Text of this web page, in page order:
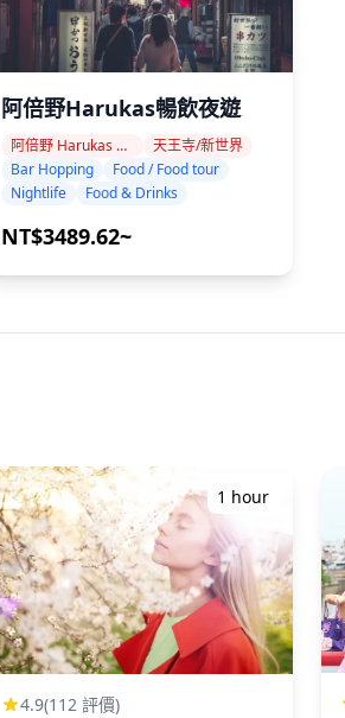
阿倍野Harukas暢飲夜遊
阿倍野 Harukas 周邊地區
天王寺/新世界
Bar Hopping
Food / Food tour
Nightlife
Food & Drinks
NT$3489.62~
1 hour
4.9(112 評價)